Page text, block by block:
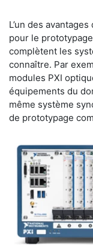
L’un des avantages
pour le
complètent les
connaître. Par
modules PXI
équipements du
même système
de prototypage